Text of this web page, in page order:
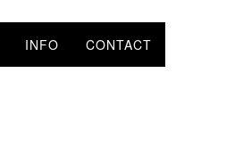
INFO CONTACT